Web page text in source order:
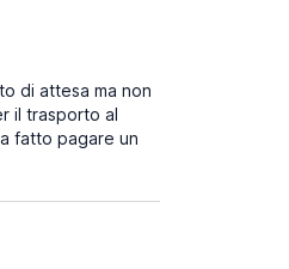
di attesa ma non
il trasporto al
fatto pagare un